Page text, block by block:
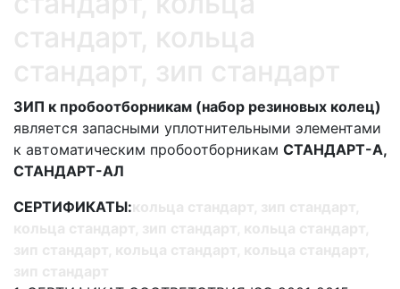
ЗИП к пробоотборникам (набор резиновых колец)
является запасными уплотнительными элементами
к автоматическим пробоотборникам СТАНДАРТ-А,
СТАНДАРТ-АЛ
СЕРТИФИКАТЫ: